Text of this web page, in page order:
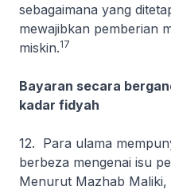
sebagaimana yang
mewajibkan pemberian
miskin.17
Bayaran secara
kadar fidyah
12. Para ulama
berbeza mengenai isu
Menurut Mazhab Maliki,